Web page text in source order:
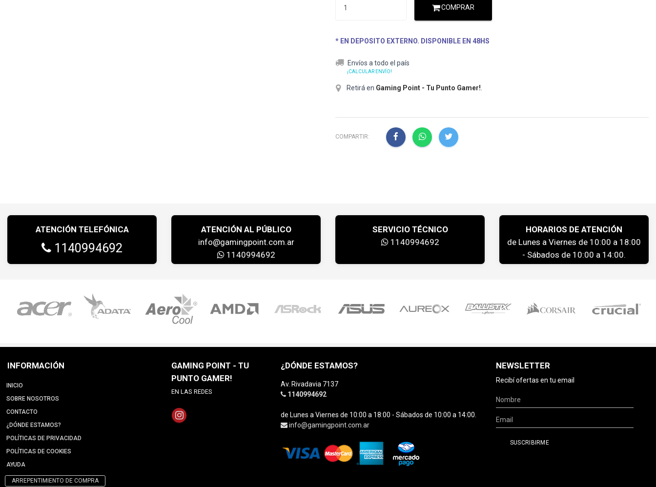
COMPRAR
* EN DEPOSITO EXTERNO. DISPONIBLE EN 48HS
Envíos a todo el país
¡CALCULAR ENVÍO!
Retirá en Gaming Point - Tu Punto Gamer!
COMPARTIR:
ATENCIÓN TELEFÓNICA
1140994692
ATENCIÓN AL PÚBLICO
info@gamingpoint.com.ar
1140994692
SERVICIO TÉCNICO
1140994692
HORARIOS DE ATENCIÓN
de Lunes a Viernes de 10:00 a 18:00
- Sábados de 10:00 a 14:00.
INFORMACIÓN
INICIO
SOBRE NOSOTROS
CONTACTO
¿DÓNDE ESTAMOS?
POLÍTICAS DE PRIVACIDAD
POLÍTICAS DE COOKIES
AYUDA
ARREPENTIMIENTO DE COMPRA
GAMING POINT - TU
PUNTO GAMER!
EN LAS REDES
¿DÓNDE ESTAMOS?
Av. Rivadavia 7137
1140994692
de Lunes a Viernes de 10:00 a 18:00 - Sábados de 10:00 a 14:00.
info@gamingpoint.com.ar
NEWSLETTER
Recibí ofertas en tu email